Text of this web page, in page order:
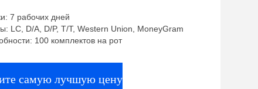
7 рабочих дней
LC, D/A, D/P, T/T, Western Union, MoneyGram
100 комплектов на рот
самую лучшую цену